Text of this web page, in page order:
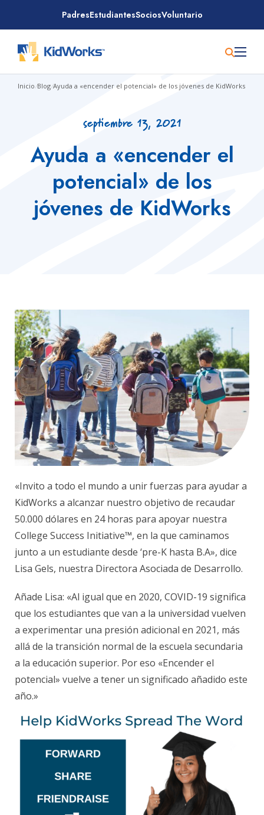
contenido
PadresEstudiantesSociosVoluntario
Inicio/Blog/Ayuda a «encender el potencial» de los jóvenes de KidWorks
septiembre 13, 2021
Ayuda a «encender el
potencial» de los
jóvenes de KidWorks
«Invito a todo el mundo a unir fuerzas para ayudar a
KidWorks a alcanzar nuestro objetivo de recaudar
50.000 dólares en 24 horas para apoyar nuestra
College Success Initiative™, en la que caminamos
junto a un estudiante desde ‘pre-K hasta B.A», dice
Lisa Gels, nuestra Directora Asociada de Desarrollo.
Añade Lisa: «Al igual que en 2020, COVID-19 significa
que los estudiantes que van a la universidad vuelven
a experimentar una presión adicional en 2021, más
allá de la transición normal de la escuela secundaria
a la educación superior. Por eso «Encender el
potencial» vuelve a tener un significado añadido este
año.»